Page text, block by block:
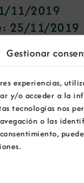
Gestionar
experiencias,
y/o acceder a la
tecnologías nos
o las
11/2019
25/11/2019
27/11/2019
28/11/2019
en 3
análise do
riscos laborais